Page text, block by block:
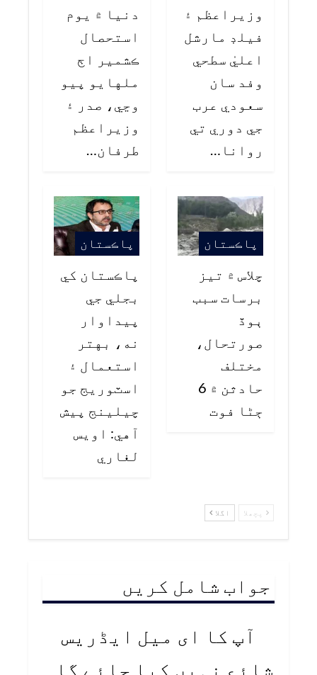
وزيراعظم ۽
فيلڊ مارشل
اعليٰ سطحي
وفد سان
سعودي عرب
جي دوري تي
روانا…
دنيا ۾ يوم
استحصال
ڪشمير اڄ
ملهايو پيو
وڃي، صدر ۽
وزيراعظم
طرفان…
پاڪستان
چلاس ۾ تيز
برسات سبب
ٻوڏ
صورتحال،
مختلف
حادثن ۾ 6
ڄڻا فوت
پاڪستان
پاڪستان کي
بجلي جي
پيداوار
نه، بهتر
استعمال ۽
اسٽوريج جو
چيلينج پيش
آهي: اويس
لغاري
پچھلا اگلا
جواب شامل کریں
آپ کا ای میل ایڈریس
شائع نہیں کیا جائے گا۔